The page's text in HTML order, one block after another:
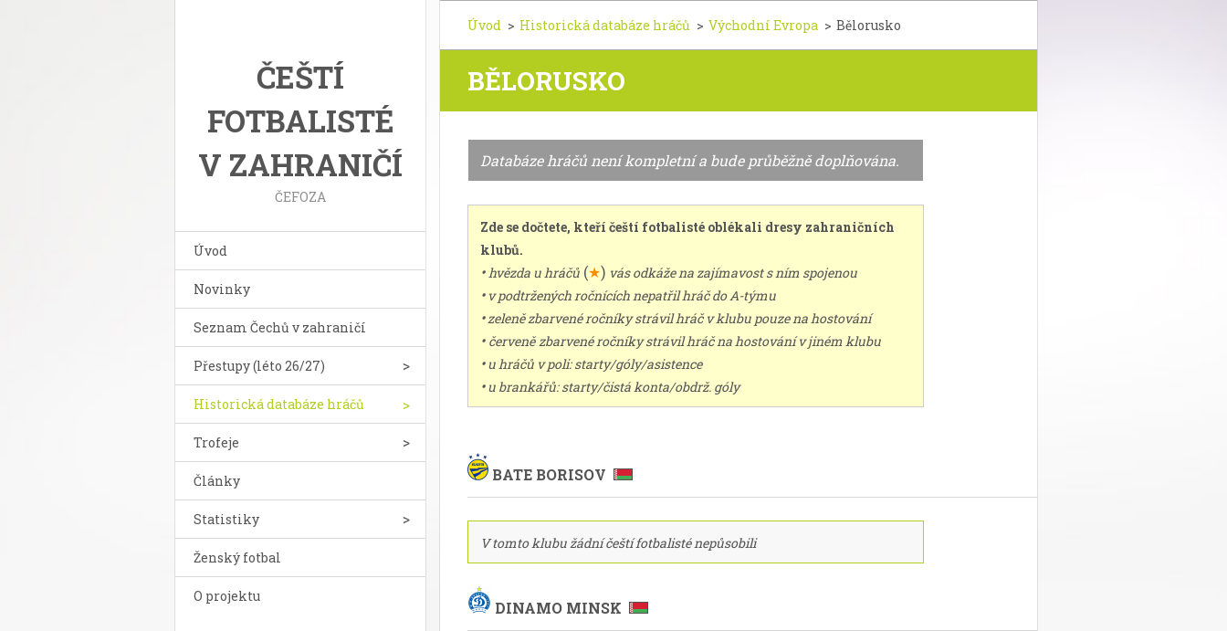
ČEŠTÍ
FOTBALISTÉ
V ZAHRANIČÍ
ČEFOZA
Úvod
Novinky
Seznam Čechů v zahraničí
Přestupy (léto 26/27)
Historická databáze hráčů
Trofeje
Články
Statistiky
Ženský fotbal
O projektu
Úvod > Historická databáze hráčů > Východní Evropa > Bělorusko
BĚLORUSKO
Databáze hráčů není kompletní a bude průběžně doplňována.
Zde se dočtete, kteří čeští fotbalisté oblékali dresy zahraničních
klubů.
•hvězda u hráčů (★) vás odkáže na zajímavost s ním spojenou
•v podtržených ročnících nepatřil hráč do A-týmu
•zeleně zbarvené ročníky strávil hráč v klubu pouze na hostování
• červeně zbarvené ročníky strávil hráč na hostování v jiném klubu
•u hráčů v poli: starty/góly/asistence
•u brankářů: starty/čistá konta/obdrž. góly
BATE BORISOV
V tomto klubu žádní čeští fotbalisté nepůsobili
DINAMO MINSK